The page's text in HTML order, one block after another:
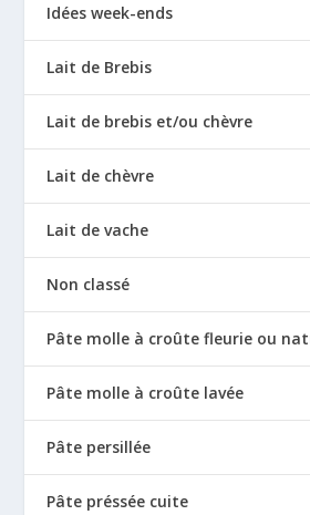
Idées week-ends
Lait de Brebis
Lait de brebis et/ou chèvre
Lait de chèvre
Lait de vache
Non classé
Pâte molle à croûte fleurie ou
Pâte molle à croûte lavée
Pâte persillée
Pâte préssée cuite